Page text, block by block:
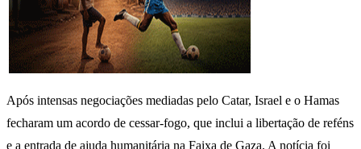
Após intensas negociações mediadas pelo Catar, Israel e o Hamas
fecharam um acordo de cessar-fogo, que inclui a libertação de reféns
e a entrada de ajuda humanitária na Faixa de Gaza. A notícia foi